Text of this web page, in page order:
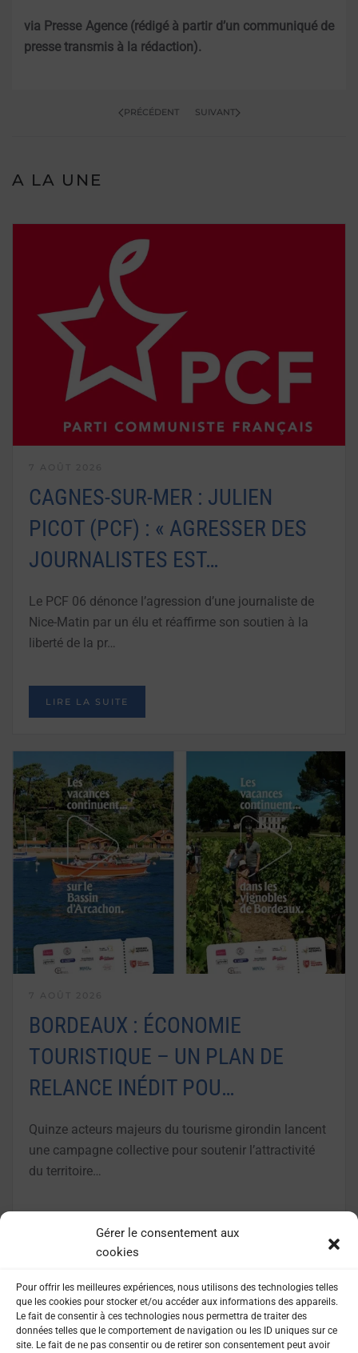
Gérer le consentement aux
cookies
Pour offrir les meilleures expériences, nous utilisons des technologies telles
que les cookies pour stocker et/ou accéder aux informations des appareils.
Le fait de consentir à ces technologies nous permettra de traiter des
données telles que le comportement de navigation ou les ID uniques sur ce
site. Le fait de ne pas consentir ou de retirer son consentement peut avoir
via Presse Agence (rédigé à partir d’un communiqué de
presse transmis à la rédaction).
PRÉCÉDENT SUIVANT
A LA UNE
CAGNES-SUR-MER : JULIEN
PICOT (PCF) : « AGRESSER DES
JOURNALISTES EST…
Le PCF 06 dénonce l’agression d’une journaliste de
Nice-Matin par un élu et réaffirme son soutien à la
liberté de la pr…
LIRE LA SUITE
BORDEAUX : ÉCONOMIE
TOURISTIQUE – UN PLAN DE
RELANCE INÉDIT POU…
Quinze acteurs majeurs du tourisme girondin lancent
une campagne collective pour soutenir l’attractivité
du territoire…
LIRE LA SUITE